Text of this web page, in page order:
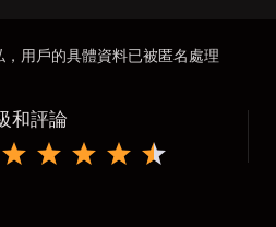
用戶的具體資料已被匿名處理
和評論